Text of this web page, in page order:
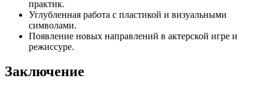
практик.
Углубленная работа с пластикой и визуальными
символами.
Появление новых направлений в актерской игре и
режиссуре.
Заключение